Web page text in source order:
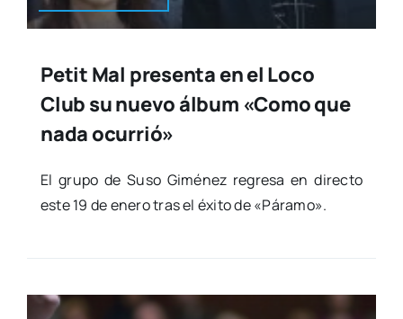
Petit Mal presenta en el Loco
Club su nuevo álbum «Como que
nada ocurrió»
El gru­po de Suso Gimé­nez regre­sa en direc­to
este 19 de enero tras el éxi­to de «Pára­mo».